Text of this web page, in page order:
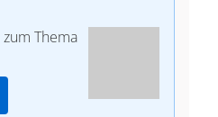
zum Thema